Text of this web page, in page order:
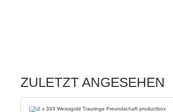
ZULETZT ANGESEHEN